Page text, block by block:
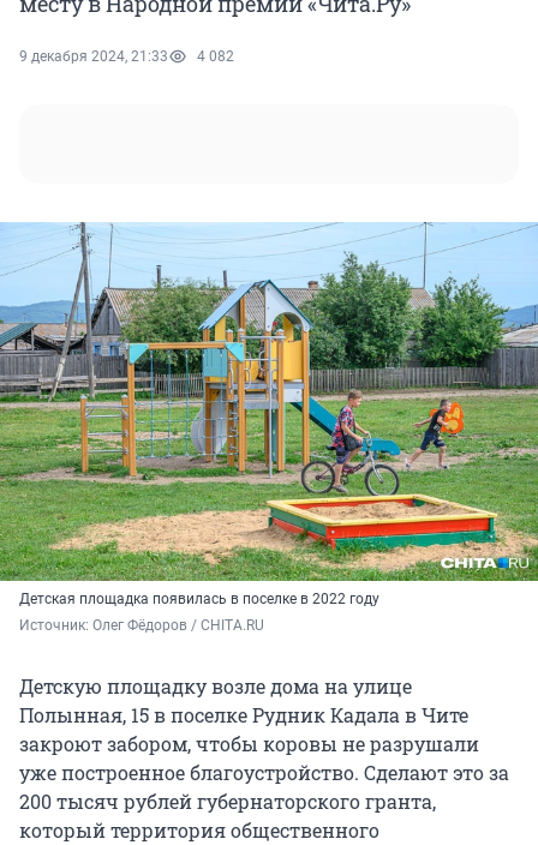
9 декабря 2024, 21:33 4 082
Детская площадка появилась в поселке в 2022 году
Источник: Олег Фёдоров / CHITA.RU
Детскую площадку возле дома на улице
Полынная, 15 в поселке Рудник Кадала в Чите
закроют забором, чтобы коровы не разрушали
уже построенное благоустройство. Сделают это за
200 тысяч рублей губернаторского гранта,
который территория общественного